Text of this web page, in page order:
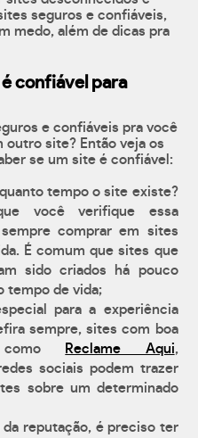
seguros e confiáveis,
medo, além de dicas pra
confiável para
e confiáveis pra você
outro site? Então veja os
se um site é confiável:
tempo o site existe?
você verifique essa
comprar em sites
É comum que sites que
sido criados há pouco
tempo de vida;
para a experiência
sempre, sites com boa
como
Reclame Aqui,
sociais podem trazer
sobre um determinado
da reputação, é preciso ter